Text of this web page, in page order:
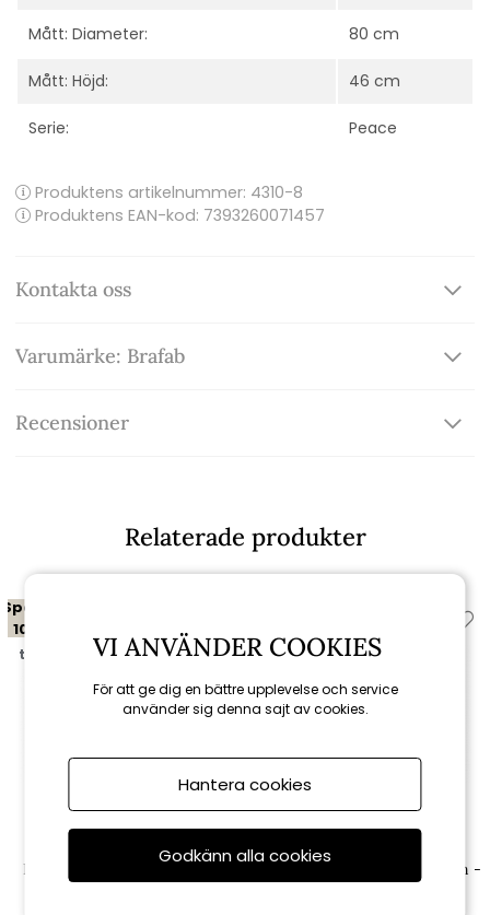
Mått: Diameter: 80 cm
Mått: Höjd: 46 cm
Serie: Peace
Produktens artikelnummer: 4310-8
Produktens EAN-kod: 7393260071457
Kontakta oss
Varumärke: Brafab
Recensioner
Relaterade produkter
Spara
10%
till 16/8
Peace lounge soffbord Ø 80
H40 cm - svart
till 16/8
Olive soffbord 110x80 H40 cm -
svart
VI ANVÄNDER COOKIES
För att ge dig en bättre upplevelse och service
använder sig denna sajt av cookies.
Hantera cookies
Godkänn alla cookies